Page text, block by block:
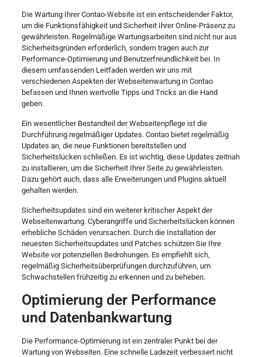
Die Wartung Ihrer Contao-Website ist ein entscheidender Faktor,
um die Funktionsfähigkeit und Sicherheit Ihrer Online-Präsenz zu
gewährleisten. Regelmäßige Wartungsarbeiten sind nicht nur aus
Sicherheitsgründen erforderlich, sondern tragen auch zur
Performance-Optimierung und Benutzerfreundlichkeit bei. In
diesem umfassenden Leitfaden werden wir uns mit
verschiedenen Aspekten der Webseitenwartung in Contao
befassen und Ihnen wertvolle Tipps und Tricks an die Hand
geben.
Ein wesentlicher Bestandteil der Webseitenpflege ist die
Durchführung regelmäßiger Updates. Contao bietet regelmäßig
Updates an, die neue Funktionen bereitstellen und
Sicherheitslücken schließen. Es ist wichtig, diese Updates zeitnah
zu installieren, um die Sicherheit Ihrer Seite zu gewährleisten.
Dazu gehört auch, dass alle Erweiterungen und Plugins aktuell
gehalten werden.
Sicherheitsupdates sind ein weiterer kritischer Aspekt der
Webseitenwartung. Cyberangriffe und Sicherheitslücken können
erhebliche Schäden verursachen. Durch die Installation der
neuesten Sicherheitsupdates und Patches schützen Sie Ihre
Website vor potenziellen Bedrohungen. Es empfiehlt sich,
regelmäßig Sicherheitsüberprüfungen durchzuführen, um
Schwachstellen frühzeitig zu erkennen und zu beheben.
Optimierung der Performance
und Datenbankwartung
Die Performance-Optimierung ist ein zentraler Punkt bei der
Wartung von Webseiten. Eine schnelle Ladezeit verbessert nicht